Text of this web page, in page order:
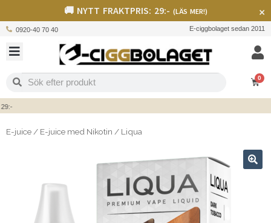
🚚 NYTT FRAKTPRIS: 29:- (LÄS MER!) ×
0920-40 70 40 E-ciggbolaget sedan 2011
0
E-juice / E-juice med Nikotin / Liqua